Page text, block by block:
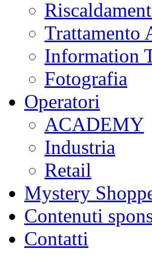
Trattamento
Information
Fotografia
Operatori
ACADEMY
Industria
Retail
Mystery
Contenuti
Contatti